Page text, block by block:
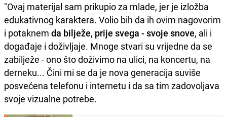
"Ovaj materijal sam prikupio za mlade, jer je izložba
edukativnog karaktera. Volio bih da ih ovim nagovorim
i potaknem da bilježe, prije svega - svoje snove, ali i
događaje i doživljaje. Mnoge stvari su vrijedne da se
zabilježe - ono što doživimo na ulici, na koncertu, na
derneku... Čini mi se da je nova generacija suviše
posvećena telefonu i internetu i da sa tim zadovoljava
svoje vizualne potrebe.